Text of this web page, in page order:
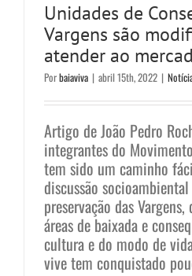
Unidades de
Vargens são
atender ao
Porbaiaviva | abril 15th, 2022 |
Artigo de João Pedro
integrantes do
tem sido um caminho
discussão
preservação das
áreas de baixada e
cultura e do modo de
vive tem conquistado
Turfeiras: campos
na Zona
Notícias